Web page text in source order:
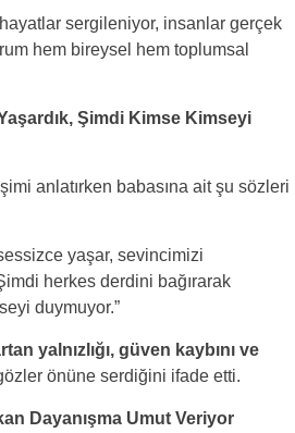
sergileniyor, insanlar gerçek
hem bireysel hem toplumsal
Şimdi Kimse Kimseyi
anlatırken babasına ait şu sözleri
yaşar, sevincimizi
herkes derdini bağırarak
duymuyor.”
yalnızlığı, güven kaybını ve
önüne serdiğini ifade etti.
Dayanışma Umut Veriyor